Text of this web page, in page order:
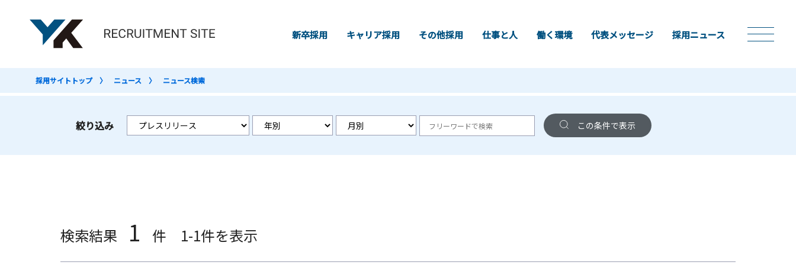
新卒採用 キャリア採用 その他採用 仕事と人 働く環境 代表メッセージ 採用ニュース
採用サイトトップ ニュース ニュース検索
絞り込み この条件で表示
検索結果 1 件 1-1件を表示